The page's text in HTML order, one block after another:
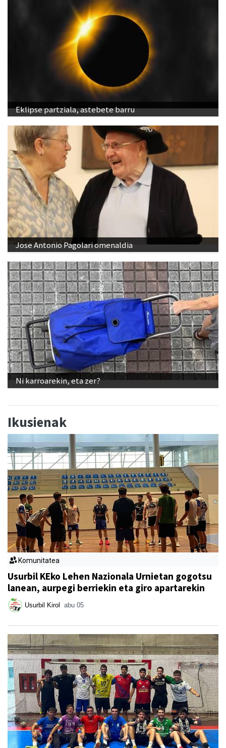
Eklipse partziala, astebete barru
Jose Antonio Pagolari omenaldia
Ni karroarekin, eta zer?
Ikusienak
Komunitatea
Usurbil KEko Lehen Nazionala Urnietan gogotsu
lanean, aurpegi berriekin eta giro apartarekin
Usurbil Kirol abu 05